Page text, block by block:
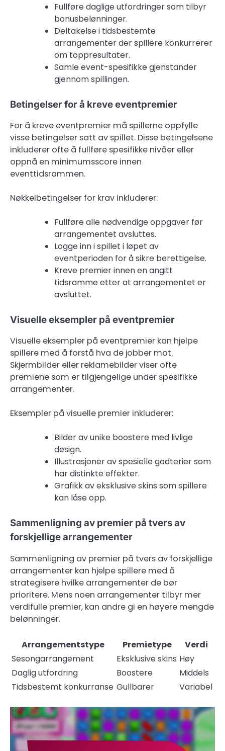
Fullføre daglige utfordringer som tilbyr
bonusbelønninger.
Deltakelse i tidsbestemte
arrangementer der spillere konkurrerer
om toppresultater.
Samle event-spesifikke gjenstander
gjennom spillingen.
Betingelser for å kreve eventpremier
For å kreve eventpremier må spillerne oppfylle
visse betingelser satt av spillet. Disse betingelsene
inkluderer ofte å fullføre spesifikke nivåer eller
oppnå en minimumsscore innen
eventtidsrammen.
Nøkkelbetingelser for krav inkluderer:
Fullføre alle nødvendige oppgaver før
arrangementet avsluttes.
Logge inn i spillet i løpet av
eventperioden for å sikre berettigelse.
Kreve premier innen en angitt
tidsramme etter at arrangementet er
avsluttet.
Visuelle eksempler på eventpremier
Visuelle eksempler på eventpremier kan hjelpe
spillere med å forstå hva de jobber mot.
Skjermbilder eller reklamebilder viser ofte
premiene som er tilgjengelige under spesifikke
arrangementer.
Eksempler på visuelle premier inkluderer:
Bilder av unike boostere med livlige
design.
Illustrasjoner av spesielle godterier som
har distinkte effekter.
Grafikk av eksklusive skins som spillere
kan låse opp.
Sammenligning av premier på tvers av
forskjellige arrangementer
Sammenligning av premier på tvers av forskjellige
arrangementer kan hjelpe spillere med å
strategisere hvilke arrangementer de bør
prioritere. Mens noen arrangementer tilbyr mer
verdifulle premier, kan andre gi en høyere mengde
belønninger.
Arrangementstype Premietype
Verdi
Sesongarrangement
Eksklusive skins Høy
Daglig utfordring
Boostere
Middels
Tidsbestemt konkurranse Gullbarer Variabel